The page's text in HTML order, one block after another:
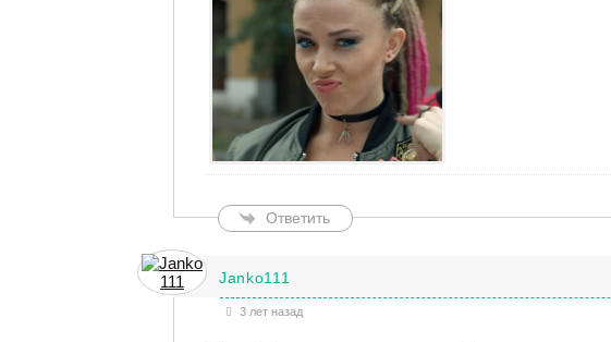
Ответить
Janko111
3 лет назад